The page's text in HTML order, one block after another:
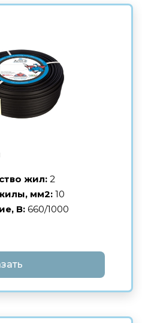
жил: 2
мм2: 10
В: 660/1000